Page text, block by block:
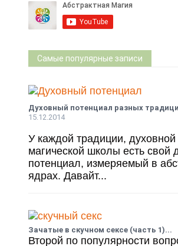
Самые популярные записи
Духовный потенциал разных
15.12.2014
У каждой традиции, духовной
магической школы есть свой
потенциал, измеряемый в
ядрах. Давайт...
Зачатые в скучном сексе (часть 1)...
Второй по популярности